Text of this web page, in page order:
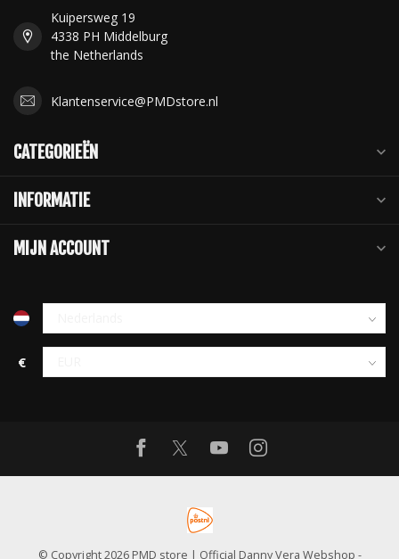
Kuipersweg 19
4338 PH Middelburg
the Netherlands
Klantenservice@PMDstore.nl
CATEGORIEËN
INFORMATIE
MIJN ACCOUNT
€
© Copyright 2026 PMD store | Official Danny Vera Webshop -